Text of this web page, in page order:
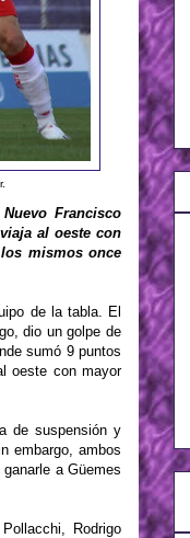
Francisco
al oeste con
mismos once
de la tabla. El
dio un golpe de
sumó 9 puntos
oeste con mayor
de suspensión y
embargo, ambos
a Güemes
Rodrigo